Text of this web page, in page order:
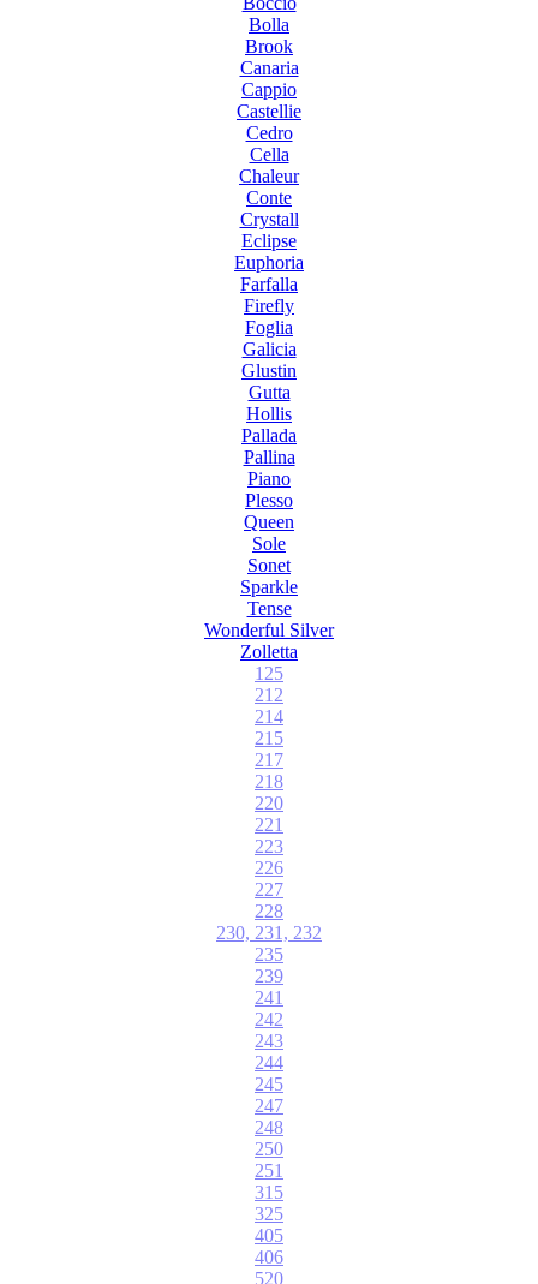
Bolla
Brook
Canaria
Cappio
Castellie
Cedro
Cella
Chaleur
Conte
Crystall
Eclipse
Euphoria
Farfalla
Firefly
Foglia
Galicia
Glustin
Gutta
Hollis
Pallada
Pallina
Piano
Plesso
Queen
Sole
Sonet
Sparkle
Tense
Wonderful Silver
Zolletta
125
212
214
215
217
218
220
221
223
226
227
228
230, 231, 232
235
239
241
242
243
244
245
247
248
250
251
315
325
405
406
520